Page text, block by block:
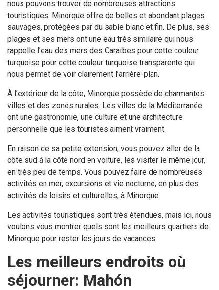
nous pouvons trouver de nombreuses attractions
touristiques. Minorque offre de belles et abondant plages
sauvages, protégées par du sable blanc et fin. De plus, ses
plages et ses mers ont une eau très similaire qui nous
rappelle l’eau des mers des Caraïbes pour cette couleur
turquoise pour cette couleur turquoise transparente qui
nous permet de voir clairement l’arrière-plan.
À l’extérieur de la côte, Minorque possède de charmantes
villes et des zones rurales. Les villes de la Méditerranée
ont une gastronomie, une culture et une architecture
personnelle que les touristes aiment vraiment.
En raison de sa petite extension, vous pouvez aller de la
côte sud à la côte nord en voiture, les visiter le même jour,
en très peu de temps. Vous pouvez faire de nombreuses
activités en mer, excursions et vie nocturne, en plus des
activités de loisirs et culturelles, à Minorque.
Les activités touristiques sont très étendues, mais ici, nous
voulons vous montrer quels sont les meilleurs quartiers de
Minorque pour rester les jours de vacances.
Les meilleurs endroits où
séjourner: Mahón